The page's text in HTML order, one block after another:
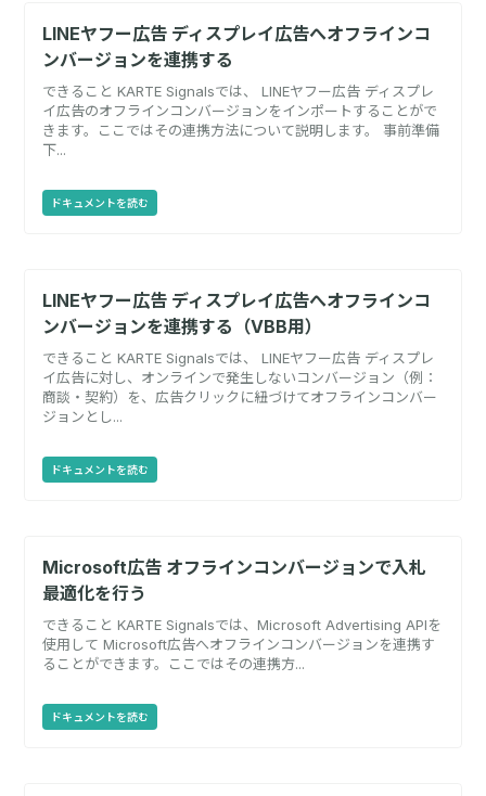
LINEヤフー広告 ディスプレイ広告へオフラインコ
ンバージョンを連携する
できること KARTE Signalsでは、 LINEヤフー広告 ディスプレ
イ広告のオフラインコンバージョンをインポートすることがで
きます。ここではその連携方法について説明します。 事前準備
下...
ドキュメントを読む
LINEヤフー広告 ディスプレイ広告へオフラインコ
ンバージョンを連携する（VBB用）
できること KARTE Signalsでは、 LINEヤフー広告 ディスプレ
イ広告に対し、オンラインで発生しないコンバージョン（例：
商談・契約）を、広告クリックに紐づけてオフラインコンバー
ジョンとし...
ドキュメントを読む
Microsoft広告 オフラインコンバージョンで入札
最適化を行う
できること KARTE Signalsでは、Microsoft Advertising APIを
使用して Microsoft広告へオフラインコンバージョンを連携す
ることができます。ここではその連携方...
ドキュメントを読む